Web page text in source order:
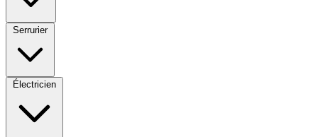
Serrurier
Électricien